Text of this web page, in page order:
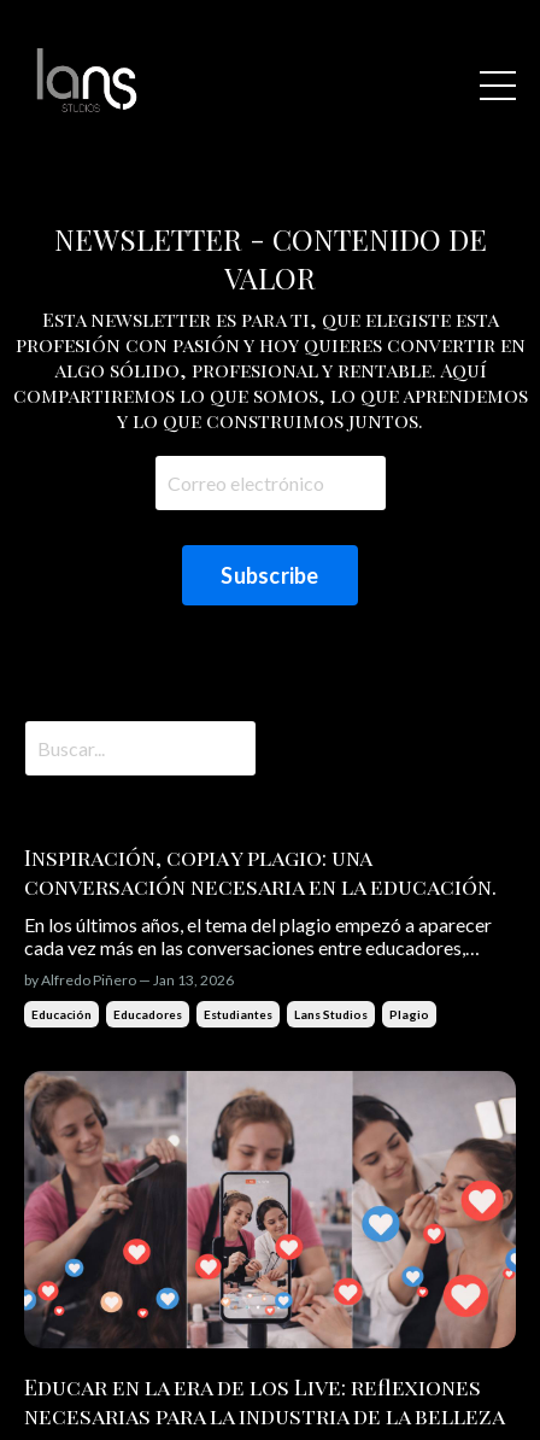
NEWSLETTER - CONTENIDO DE
VALOR
Esta newsletter es para ti, que elegiste esta
profesión con pasión y hoy quieres convertir en
algo sólido, profesional y rentable. Aquí
compartiremos lo que somos, lo que aprendemos
y lo que construimos juntos.
Subscribe
Inspiración, copia y plagio: una
conversación necesaria en la educación.
En los últimos años, el tema del plagio empezó a aparecer
cada vez más en las conversaciones entre educadores,
estudiantes y profesionales. No porque antes no existiera,
sino porque hoy se ve más. Las ideas viajan rápido, el
contenido se comparte con facilidad y, en medio de todo
by Alfredo Piñero — Jan 13, 2026
Educación Educadores Estudiantes Lans Studios Plagio
Educar en la era de los Live: reflexiones
necesarias para la industria de la belleza